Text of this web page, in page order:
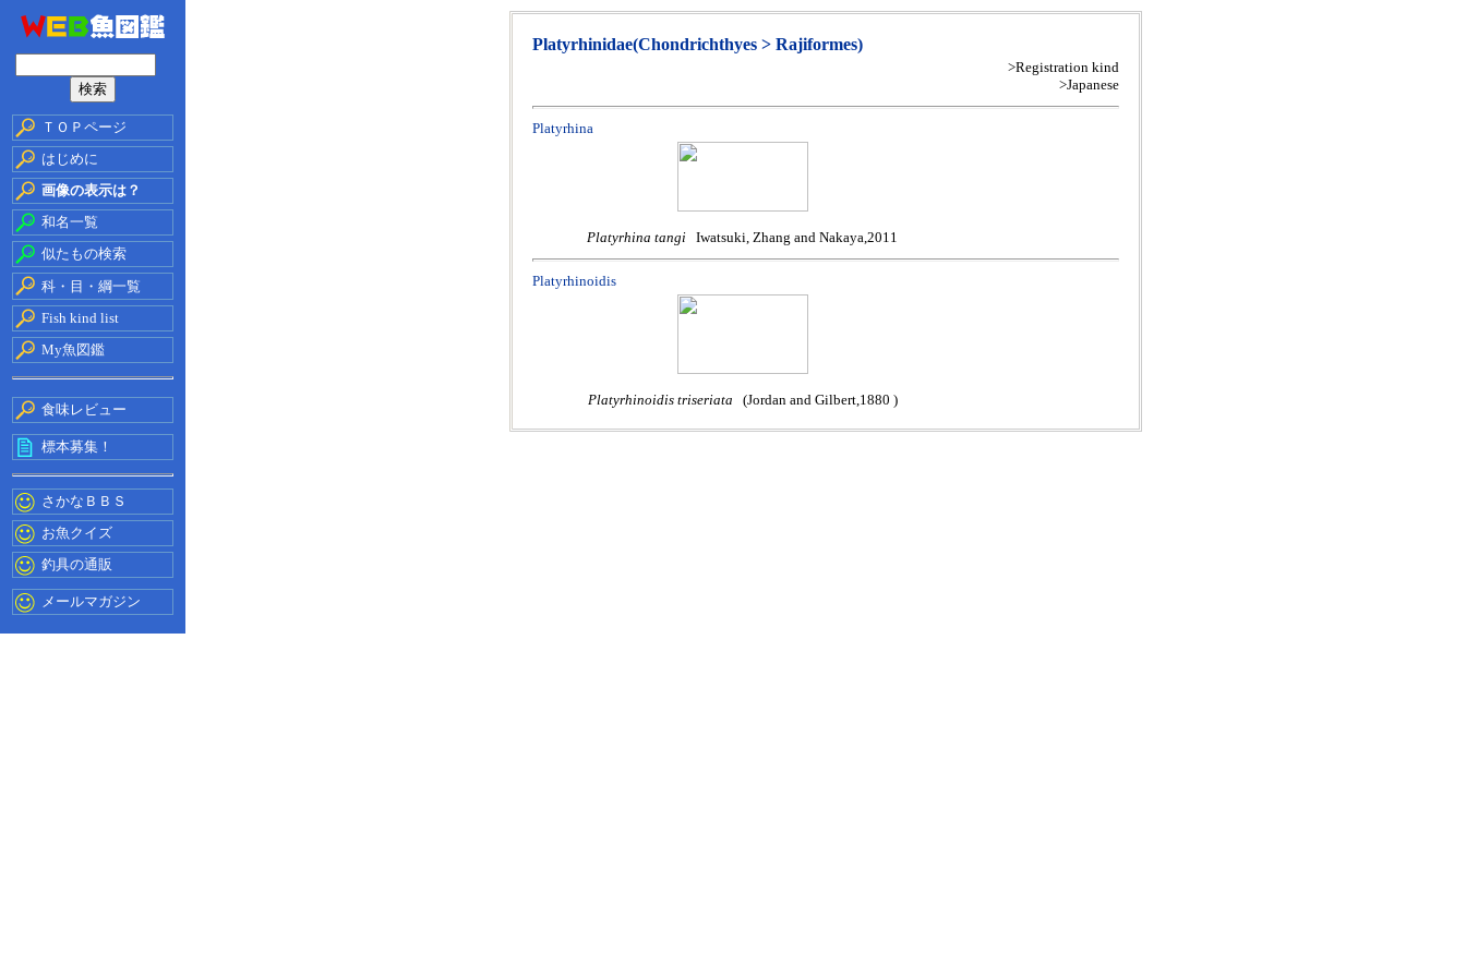
ＴＯＰページ
はじめに
画像の表示は？
和名一覧
似たもの検索
科・目・綱一覧
Fish kind list
My魚図鑑
食味レビュー
標本募集！
さかなＢＢＳ
お魚クイズ
釣具の通販
メールマガジン
Platyrhinidae(Chondrichthyes > Rajiformes)
>Registration kind
>Japanese
Platyrhina
Platyrhina tangi Iwatsuki, Zhang and Nakaya,2011
Platyrhinoidis
Platyrhinoidis triseriata (Jordan and Gilbert,1880 )